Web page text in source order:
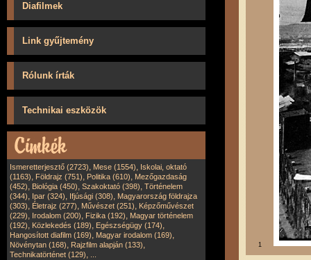
Diafilmek
Link gyűjtemény
Rólunk írták
Technikai eszközök
Ismeretterjesztő (2723), Mese (1554), Iskolai, oktató
(1163), Földrajz (751), Politika (610), Mezőgazdaság
(452), Biológia (450), Szakoktató (398), Történelem
(344), Ipar (324), Ifjúsági (308), Magyarország földrajza
(303), Életrajz (277), Művészet (251), Képzőművészet
(229), Irodalom (200), Fizika (192), Magyar történelem
(192), Közlekedés (189), Egészségügy (174),
Hangosított diafilm (169), Magyar irodalom (169),
Növénytan (168), Rajzfilm alapján (133),
Technikatörténet (129),
1